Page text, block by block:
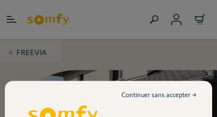
> FREEVIA
Continuer sans accepter →